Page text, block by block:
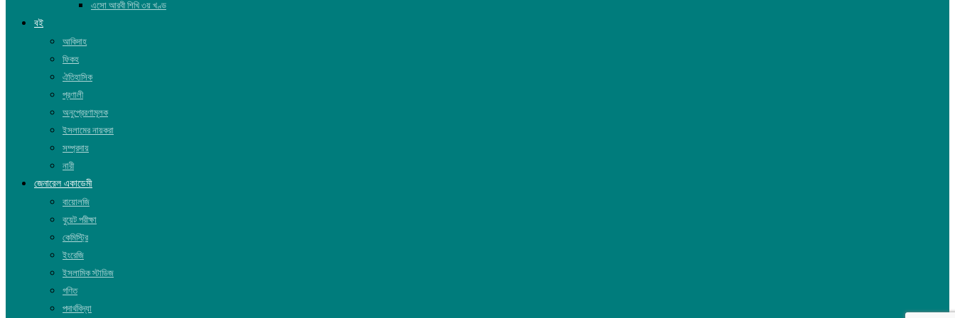
এসো আরবী শিখি ৩য় খণ্ড
বই
আকিদাহ
ফিকহ
ঐতিহাসিক
প্রণালী
অনুপ্রেরণামূলক
ইসলামের নায়করা
সম্প্রদায়
নারী
জেনারেল একাডেমী
বায়োলজি
বুয়েট পরীক্ষা
কেমিস্ট্রি
ইংরেজি
ইসলামিক স্টাডিজ
গণিত
পদার্থবিদ্যা